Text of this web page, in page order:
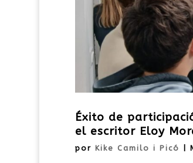
Éxito de
el escritor Eloy
por Kike Camilo i Picó